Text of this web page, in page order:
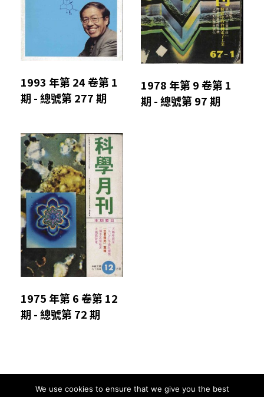
1993 年第 24 卷第 1
期 - 總號第 277 期
1978 年第 9 卷第 1
期 - 總號第 97 期
1975 年第 6 卷第 12
期 - 總號第 72 期
We use cookies to ensure that we give you the best